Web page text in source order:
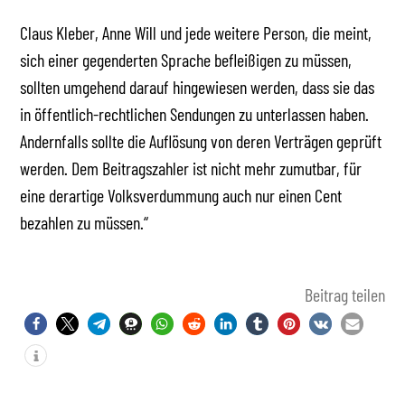
Claus Kleber, Anne Will und jede weitere Person, die meint,
sich einer gegenderten Sprache befleißigen zu müssen,
sollten umgehend darauf hingewiesen werden, dass sie das
in öffentlich-rechtlichen Sendungen zu unterlassen haben.
Andernfalls sollte die Auflösung von deren Verträgen geprüft
werden. Dem Beitragszahler ist nicht mehr zumutbar, für
eine derartige Volksverdummung auch nur einen Cent
bezahlen zu müssen.“
Beitrag teilen